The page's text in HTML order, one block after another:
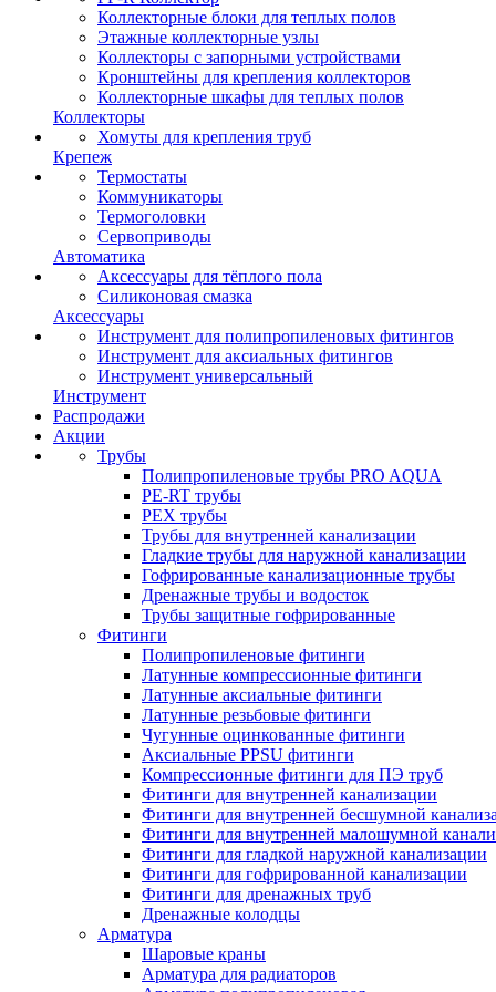
Коллекторные блоки для теплых полов
Этажные коллекторные узлы
Коллекторы с запорными устройствами
Кронштейны для крепления коллекторов
Коллекторные шкафы для теплых полов
Коллекторы
Хомуты для крепления труб
Крепеж
Термостаты
Коммуникаторы
Термоголовки
Сервоприводы
Автоматика
Аксессуары для тёплого пола
Силиконовая смазка
Аксессуары
Инструмент для полипропиленовых фитингов
Инструмент для аксиальных фитингов
Инструмент универсальный
Инструмент
Распродажи
Акции
Трубы
Полипропиленовые трубы PRO AQUA
PE-RT трубы
PEX трубы
Трубы для внутренней канализации
Гладкие трубы для наружной канализации
Гофрированные канализационные трубы
Дренажные трубы и водосток
Трубы защитные гофрированные
Фитинги
Полипропиленовые фитинги
Латунные компрессионные фитинги
Латунные аксиальные фитинги
Латунные резьбовые фитинги
Чугунные оцинкованные фитинги
Аксиальные PPSU фитинги
Компрессионные фитинги для ПЭ труб
Фитинги для внутренней канализации
Фитинги для внутренней бесшумной
Фитинги для внутренней малошумной
Фитинги для гладкой наружной канализации
Фитинги для гофрированной канализации
Фитинги для дренажных труб
Дренажные колодцы
Арматура
Шаровые краны
Арматура для радиаторов